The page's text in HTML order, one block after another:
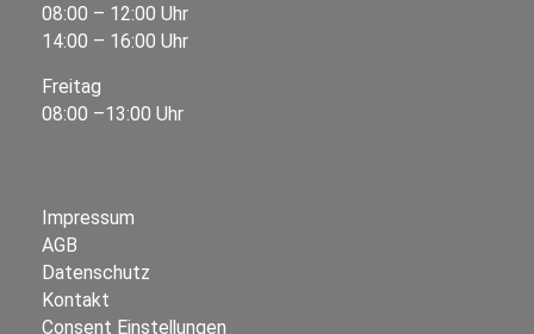
08:00 – 12:00 Uhr
14:00 – 16:00 Uhr
Freitag
08:00 –13:00 Uhr
Impressum
AGB
Datenschutz
Kontakt
Consent Einstellungen